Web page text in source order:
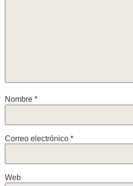
Nombre *
Correo electrónico *
Web